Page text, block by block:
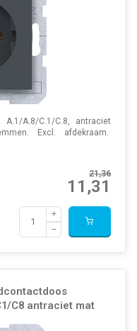
A.1/A.8/C.1/C.8, antraciet
Excl. afdekraam.
21,36
11,31
C8 antraciet mat